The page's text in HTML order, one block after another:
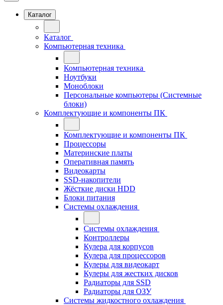
Каталог
Каталог
Компьютерная техника
Компьютерная техника
Ноутбуки
Моноблоки
Персональные компьютеры (Системные
блоки)
Комплектующие и компоненты ПК
Комплектующие и компоненты ПК
Процессоры
Материнские платы
Оперативная память
Видеокарты
SSD-накопители
Жёсткие диски HDD
Блоки питания
Системы охлаждения
Системы охлаждения
Контроллеры
Кулера для корпусов
Кулера для процессоров
Кулеры для видеокарт
Кулеры для жестких дисков
Радиаторы для SSD
Радиаторы для ОЗУ
Системы жидкостного охлаждения